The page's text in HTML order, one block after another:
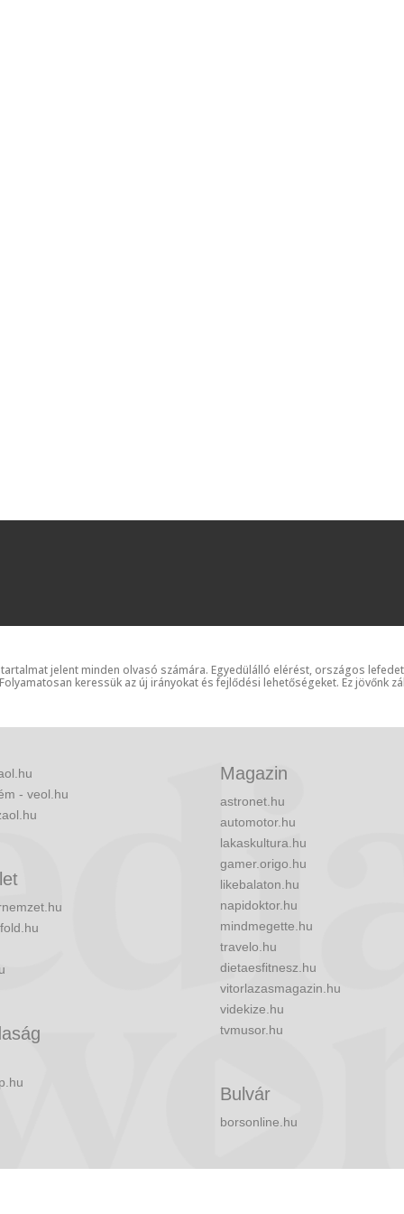
jelent minden olvasó számára. Egyedülálló elérést, országos
keressük az új irányokat és fejlődési lehetőségeket. Ez jövőnk
- veol.hu
Magazin
astronet.hu
automotor.hu
lakaskultura.hu
gamer.origo.hu
likebalaton.hu
napidoktor.hu
mindmegette.hu
travelo.hu
dietaesfitnesz.hu
vitorlazasmagazin.hu
videkize.hu
tvmusor.hu
Bulvár
borsonline.hu